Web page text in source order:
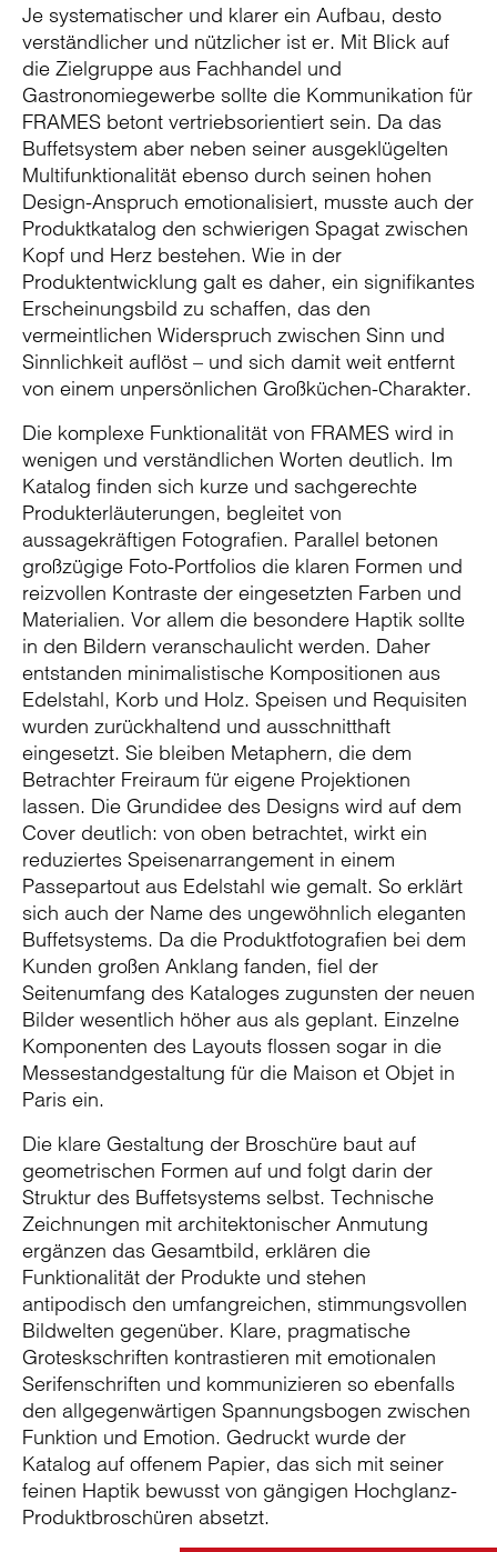
Je systematischer und klarer ein Aufbau, desto
verständlicher und nützlicher ist er. Mit Blick auf
die Zielgruppe aus Fachhandel und
Gastronomiegewerbe sollte die Kommunikation für
FRAMES betont vertriebsorientiert sein. Da das
Buffetsystem aber neben seiner ausgeklügelten
Multifunktionalität ebenso durch seinen hohen
Design-Anspruch emotionalisiert, musste auch der
Produktkatalog den schwierigen Spagat zwischen
Kopf und Herz bestehen. Wie in der
Produktentwicklung galt es daher, ein signifikantes
Erscheinungsbild zu schaffen, das den
vermeintlichen Widerspruch zwischen Sinn und
Sinnlichkeit auflöst – und sich damit weit entfernt
von einem unpersönlichen Großküchen-Charakter.
Die komplexe Funktionalität von FRAMES wird in
wenigen und verständlichen Worten deutlich. Im
Katalog finden sich kurze und sachgerechte
Produkterläuterungen, begleitet von
aussagekräftigen Fotografien. Parallel betonen
großzügige Foto-Portfolios die klaren Formen und
reizvollen Kontraste der eingesetzten Farben und
Materialien. Vor allem die besondere Haptik sollte
in den Bildern veranschaulicht werden. Daher
entstanden minimalistische Kompositionen aus
Edelstahl, Korb und Holz. Speisen und Requisiten
wurden zurückhaltend und ausschnitthaft
eingesetzt. Sie bleiben Metaphern, die dem
Betrachter Freiraum für eigene Projektionen
lassen. Die Grundidee des Designs wird auf dem
Cover deutlich: von oben betrachtet, wirkt ein
reduziertes Speisenarrangement in einem
Passepartout aus Edelstahl wie gemalt. So erklärt
sich auch der Name des ungewöhnlich eleganten
Buffetsystems. Da die Produktfotografien bei dem
Kunden großen Anklang fanden, fiel der
Seitenumfang des Kataloges zugunsten der neuen
Bilder wesentlich höher aus als geplant. Einzelne
Komponenten des Layouts flossen sogar in die
Messestandgestaltung für die Maison et Objet in
Paris ein.
Die klare Gestaltung der Broschüre baut auf
geometrischen Formen auf und folgt darin der
Struktur des Buffetsystems selbst. Technische
Zeichnungen mit architektonischer Anmutung
ergänzen das Gesamtbild, erklären die
Funktionalität der Produkte und stehen
antipodisch den umfangreichen, stimmungsvollen
Bildwelten gegenüber. Klare, pragmatische
Groteskschriften kontrastieren mit emotionalen
Serifenschriften und kommunizieren so ebenfalls
den allgegenwärtigen Spannungsbogen zwischen
Funktion und Emotion. Gedruckt wurde der
Katalog auf offenem Papier, das sich mit seiner
feinen Haptik bewusst von gängigen Hochglanz-
Produktbroschüren absetzt.